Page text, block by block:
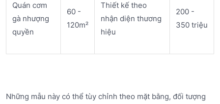
Quán cơm
gà nhượng
quyền
60 -
120m²
Thiết kế theo
nhận diện thương
hiệu
200 -
350 triệu
Những mẫu này có thể tùy chỉnh theo mặt bằng, đối tượng